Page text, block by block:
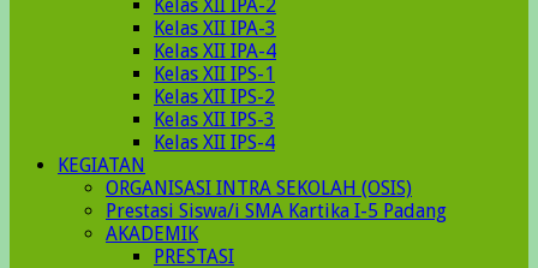
Kelas XII IPA-2
Kelas XII IPA-3
Kelas XII IPA-4
Kelas XII IPS-1
Kelas XII IPS-2
Kelas XII IPS-3
Kelas XII IPS-4
KEGIATAN
ORGANISASI INTRA SEKOLAH (OSIS)
Prestasi Siswa/i SMA Kartika I-5 Padang
AKADEMIK
PRESTASI